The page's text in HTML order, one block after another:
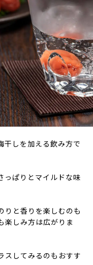
干しを加える飲み方で
っぱりとマイルドな味
りと香りを楽しむのも
楽しみ方は広がりま
スしてみるのもおすす